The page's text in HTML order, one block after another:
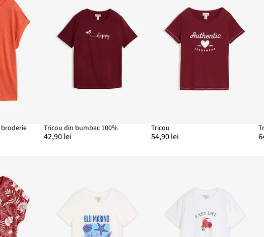
broderie Tricou din bumbac 100%
42,90 lei
Tricou
54,90 lei